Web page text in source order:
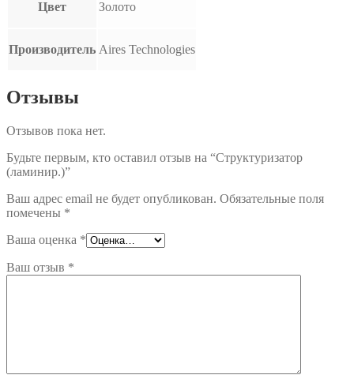
Цвет Золото
Производитель Aires Technologies
Отзывы
Отзывов пока нет.
Будьте первым, кто оставил отзыв на “Структуризатор
(ламинир.)”
Ваш адрес email не будет опубликован. Обязательные поля
помечены *
Ваша оценка *
Ваш отзыв *